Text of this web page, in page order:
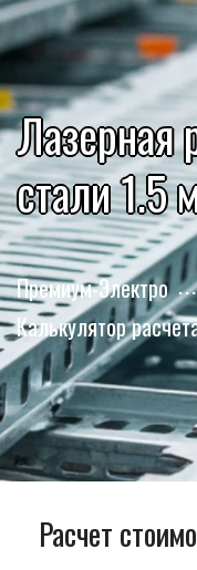
Лазерная
стали 1.5
Премиум-Электро
Калькулятор
Расчет